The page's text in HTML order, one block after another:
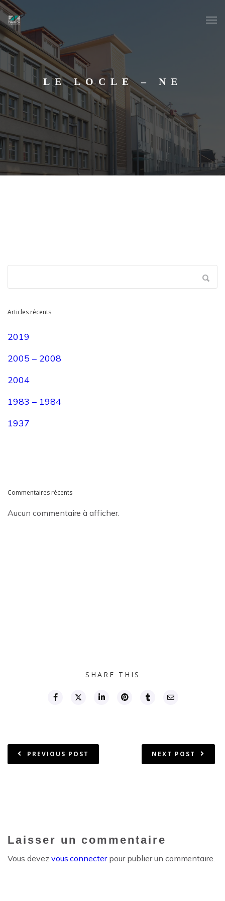
LE LOCLE – NE
Articles récents
2019
2005 – 2008
2004
1983 – 1984
1937
Commentaires récents
Aucun commentaire à afficher.
SHARE THIS
PREVIOUS POST NEXT POST
Laisser un commentaire
Vous devez vous connecterpour publier un commentaire.